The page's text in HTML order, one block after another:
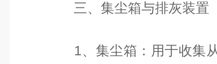
三、集尘箱与排灰装置
1、集尘箱：用于收集从